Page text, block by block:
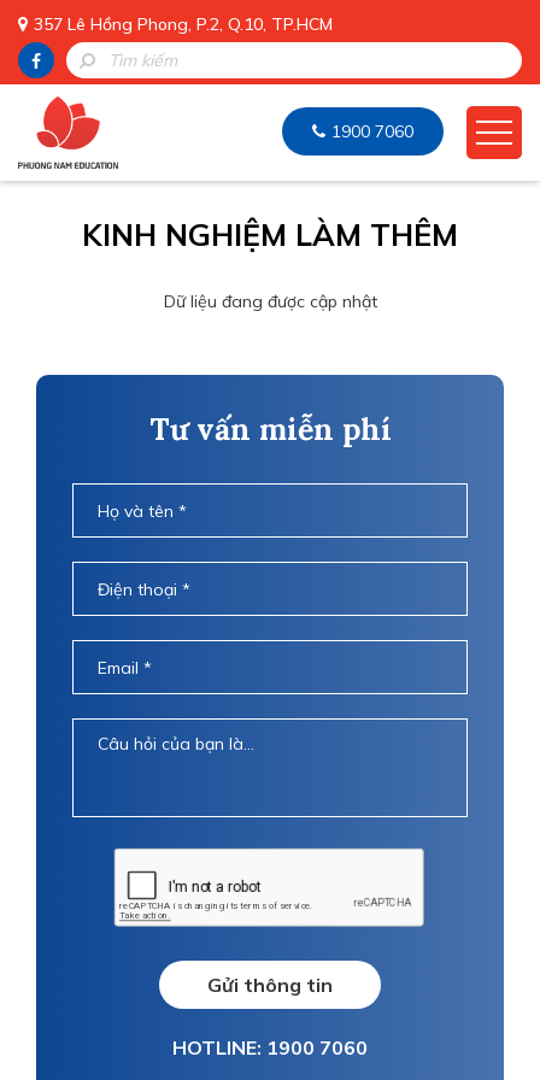
357 Lê Hồng Phong, P.2, Q.10, TP.HCM
1900 7060
KINH NGHIỆM LÀM THÊM
Dữ liệu đang được cập nhật
Tư vấn miễn phí
Gửi thông tin
HOTLINE: 1900 7060